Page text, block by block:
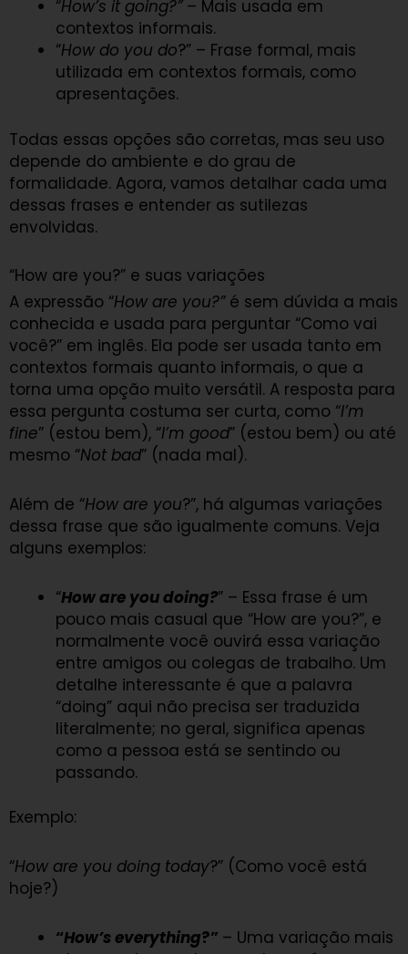
“How’s it going?” – Mais usada em
contextos informais.
“How do you do?” – Frase formal, mais
utilizada em contextos formais, como
apresentações.
Todas essas opções são corretas, mas seu uso
depende do ambiente e do grau de
formalidade. Agora, vamos detalhar cada uma
dessas frases e entender as sutilezas
envolvidas.
“How are you?” e suas variações
A expressão “How are you?” é sem dúvida a mais
conhecida e usada para perguntar “Como vai
você?” em inglês. Ela pode ser usada tanto em
contextos formais quanto informais, o que a
torna uma opção muito versátil. A resposta para
essa pergunta costuma ser curta, como “I’m
fine” (estou bem), “I’m good” (estou bem) ou até
mesmo “Not bad” (nada mal).
Além de “How are you?”, há algumas variações
dessa frase que são igualmente comuns. Veja
alguns exemplos:
“How are you doing?” – Essa frase é um
pouco mais casual que “How are you?”, e
normalmente você ouvirá essa variação
entre amigos ou colegas de trabalho. Um
detalhe interessante é que a palavra
“doing” aqui não precisa ser traduzida
literalmente; no geral, significa apenas
como a pessoa está se sentindo ou
passando.
Exemplo:
“How are you doing today?” (Como você está
hoje?)
“How’s everything?” – Uma variação mais